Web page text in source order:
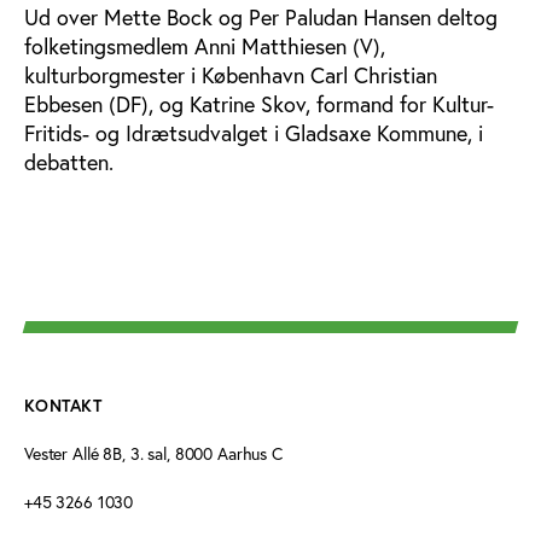
Ud over Mette Bock og Per Paludan Hansen deltog
folketingsmedlem Anni Matthiesen (V),
kulturborgmester i København Carl Christian
Ebbesen (DF), og Katrine Skov, formand for Kultur-
Fritids- og Idrætsudvalget i Gladsaxe Kommune, i
debatten.
KONTAKT
Vester Allé 8B, 3. sal, 8000 Aarhus C
+45 3266 1030